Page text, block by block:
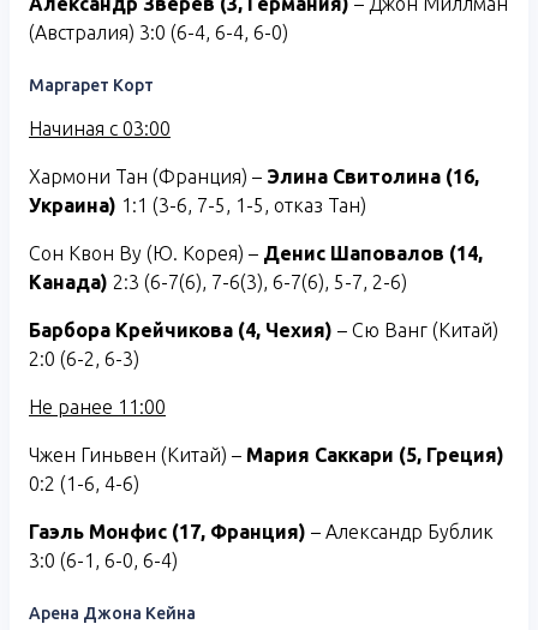
(Австралия) 3:0 (6-4, 6-4, 6-0)
Маргарет Корт
Начиная с 03:00
Хармони Тан (Франция) – Элина Свитолина (16,
Украина) 1:1 (3-6, 7-5, 1-5, отказ Тан)
Сон Квон Ву (Ю. Корея) – Денис Шаповалов (14,
Канада) 2:3 (6-7(6), 7-6(3), 6-7(6), 5-7, 2-6)
Барбора Крейчикова (4, Чехия) – Сю Ванг (Китай)
2:0 (6-2, 6-3)
Не ранее 11:00
Чжен Гиньвен (Китай) – Мария Саккари (5, Греция)
0:2 (1-6, 4-6)
Гаэль Монфис (17, Франция) – Александр Бублик
3:0 (6-1, 6-0, 6-4)
Арена Джона Кейна